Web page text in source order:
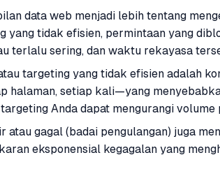
data web menjadi lebih tentang
yang tidak efisien, permintaan yang
terlalu sering, dan waktu rekayasa
targeting yang tidak efisien adalah
halaman, setiap kali—yang
Anda dapat mengurangi
atau gagal (badai pengulangan) juga
eksponensial kegagalan yang